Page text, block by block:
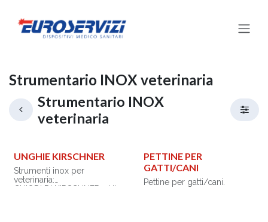
Strumentario INOX veterinaria
Strumentario INOX
veterinaria
UNGHIE KIRSCHNER
Strumenti inox per
veterinaria:
CHIODI DI KIRSCHNER - kit
PETTINE PER
GATTI/CANI
Pettine per gatti/cani.